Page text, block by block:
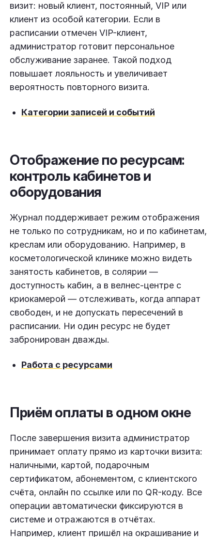
визит: новый клиент, постоянный, VIP или
клиент из особой категории. Если в
расписании отмечен VIP-клиент,
администратор готовит персональное
обслуживание заранее. Такой подход
повышает лояльность и увеличивает
вероятность повторного визита.
Категории записей и событий
Отображение по ресурсам:
контроль кабинетов и
оборудования
Журнал поддерживает режим отображения
не только по сотрудникам, но и по кабинетам,
креслам или оборудованию. Например, в
косметологической клинике можно видеть
занятость кабинетов, в солярии —
доступность кабин, а в велнес-центре с
криокамерой — отслеживать, когда аппарат
свободен, и не допускать пересечений в
расписании. Ни один ресурс не будет
забронирован дважды.
Работа с ресурсами
Приём оплаты в одном окне
После завершения визита администратор
принимает оплату прямо из карточки визита:
наличными, картой, подарочным
сертификатом, абонементом, с клиентского
счёта, онлайн по ссылке или по QR-коду. Все
операции автоматически фиксируются в
системе и отражаются в отчётах.
Например, клиент пришёл на окрашивание и